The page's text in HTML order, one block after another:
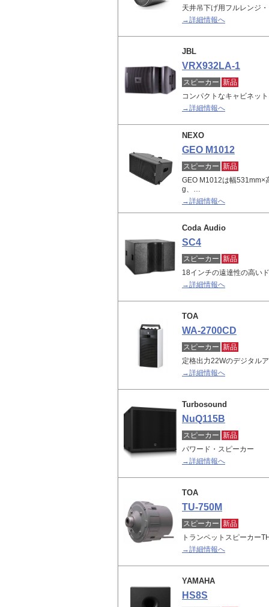
天井吊下げ用フルレンジ
→詳細情報へ
JBL
VRX932LA-1
スピーカー 新品
コンパクトなキャビネッ
→詳細情報へ
NEXO
GEO M1012
スピーカー 新品
GEO M1012は幅531mm×
g、…
→詳細情報へ
Coda Audio
SC4
スピーカー 新品
18インチの遠達性の高い
→詳細情報へ
TOA
WA-2700CD
スピーカー 新品
定格出力22Wのデジタル
→詳細情報へ
Turbosound
NuQ115B
スピーカー 新品
パワード・スピーカー
→詳細情報へ
TOA
TU-750M
スピーカー 新品
トランペットスピーカー
→詳細情報へ
YAMAHA
HS8S